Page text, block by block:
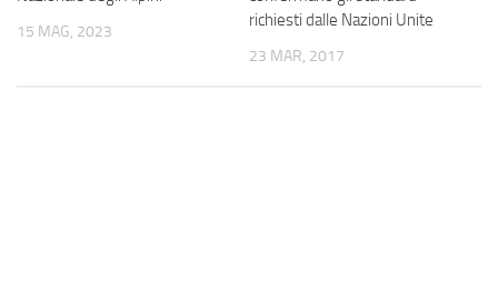
15 MAG, 2023
richiesti dalle Nazioni Unite
23 MAR, 2017